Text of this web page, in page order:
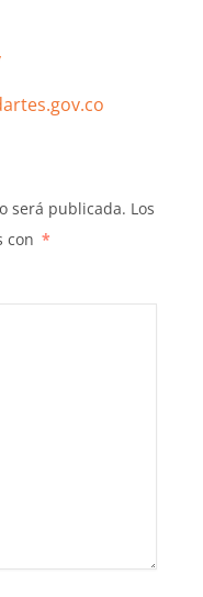
será publicada. Los
con *